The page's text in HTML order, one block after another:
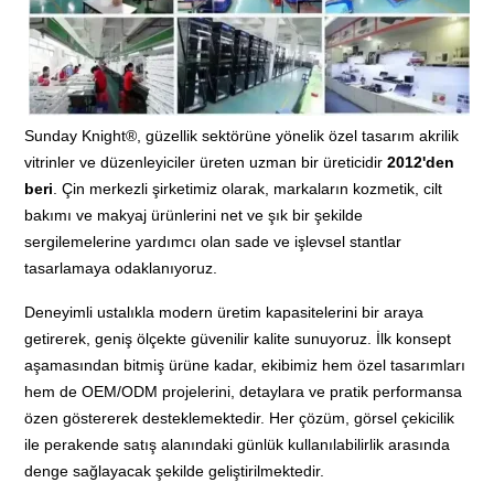
Sunday Knight®, güzellik sektörüne yönelik özel tasarım akrilik
vitrinler ve düzenleyiciler üreten uzman bir üreticidir2012'den
beri . Çin merkezli şirketimiz olarak, markaların kozmetik, cilt
bakımı ve makyaj ürünlerini net ve şık bir şekilde
sergilemelerine yardımcı olan sade ve işlevsel stantlar
tasarlamaya odaklanıyoruz.
Deneyimli ustalıkla modern üretim kapasitelerini bir araya
getirerek, geniş ölçekte güvenilir kalite sunuyoruz. İlk konsept
aşamasından bitmiş ürüne kadar, ekibimiz hem özel tasarımları
hem de OEM/ODM projelerini, detaylara ve pratik performansa
özen göstererek desteklemektedir. Her çözüm, görsel çekicilik
ile perakende satış alanındaki günlük kullanılabilirlik arasında
denge sağlayacak şekilde geliştirilmektedir.